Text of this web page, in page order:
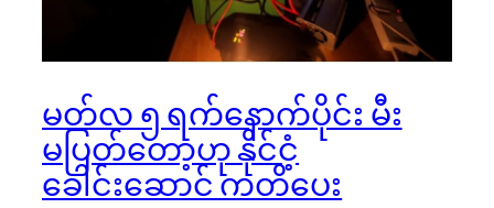
မတ်လ ၅ ရက်နောက်ပိုင်း မီး
မပြတ်တော့ဟု နိုင်ငံ့
ခေါင်းဆောင် ကတိပေး